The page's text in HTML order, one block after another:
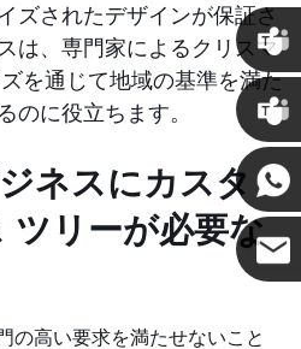
ズされたデザインが保証さ
は、専門家によるクリスマ
を通じて地域の基準を満た
のに役立ちます。
ネスにカスタ
ツリーが必要な
の高い要求を満たせないこと
クリス
ケニー